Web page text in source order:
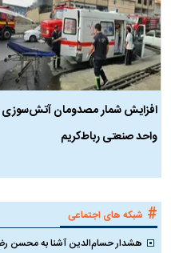
افزایش شمار مصدومان آتش‌سوزی
واحد صنعتی رباط‌کریم
# شبکه های اجتماعی
هشدار حسام‌الدین آشنا به محسن